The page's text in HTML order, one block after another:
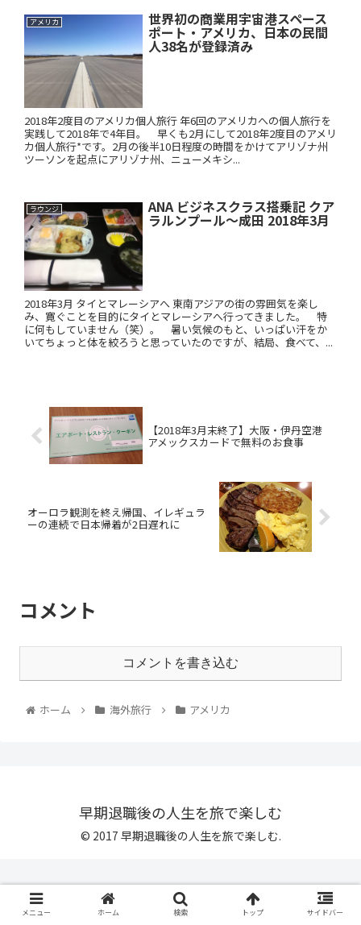
アメリカ 世界初の商業用宇宙港スペース
ポート・アメリカ、日本の民間
人38名が登録済み
2018年2度目のアメリカ個人旅行 年6回のアメリカへの個人旅行を
実践して2018年で4年目。 早くも2月にして2018年2度目のアメリ
カ個人旅行*です。2月の後半10日程度の時間をかけてアリゾナ州
ツーソンを起点にアリゾナ州、ニューメキシ...
ラウンジ ANA ビジネスクラス搭乗記 クア
ラルンプール～成田 2018年3月
2018年3月 タイとマレーシアへ 東南アジアの街の雰囲気を楽し
み、寛ぐことを目的にタイとマレーシアへ行ってきました。 特
に何もしていません（笑）。 暑い気候のもと、いっぱい汗をか
いてちょっと体を絞ろうと思っていたのですが、結局、食べて、...
【2018年3月末終了】大阪・伊丹空港
アメックスカードで無料のお食事
オーロラ観測を終え帰国、イレギュラ
ーの連続で日本帰着が2日遅れに
コメント
コメントを書き込む
ホーム 海外旅行 アメリカ
早期退職後の人生を旅で楽しむ
© 2017 早期退職後の人生を旅で楽しむ.
メニュー ホーム 検索 トップ サイドバー